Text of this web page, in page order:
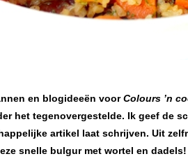
en blogideeën voorColours ’n
het tegenovergestelde. Ik geef de
artikel laat schrijven. Uit
snelle bulgur met wortel en